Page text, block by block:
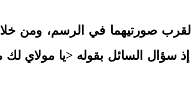
صورتيهما في الرسم، ومن
إذ سؤال السائل بقوله <يا مولاي